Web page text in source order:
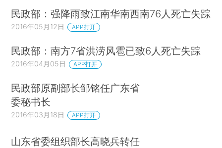
民政部：强降雨致江南华南西南76人死亡失踪
2016年05月12日 APP打开
民政部：南方7省洪涝风雹已致6人死亡失踪
2016年04月05日 APP打开
民政部原副部长邹铭任广东省
委秘书长
2016年03月18日 APP打开
山东省委组织部长高晓兵转任